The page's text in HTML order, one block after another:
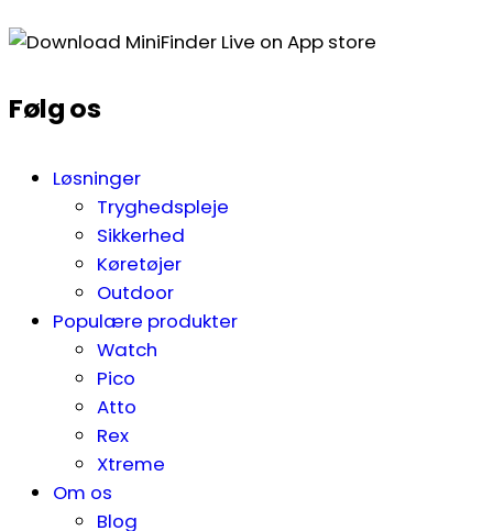
Følg os
Løsninger
Tryghedspleje
Sikkerhed
Køretøjer
Outdoor
Populære produkter
Watch
Pico
Atto
Rex
Xtreme
Om os
Blog